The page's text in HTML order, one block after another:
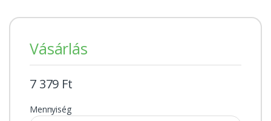
Vásárlás
7 379 Ft
Mennyiség